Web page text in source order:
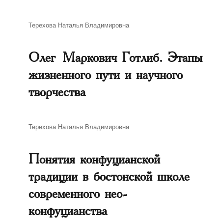
Автор
Терехова Наталья Владимировна
Олег Маркович Готлиб. Этапы
жизненного пути и научного
творчества
Автор
Терехова Наталья Владимировна
Понятия конфуцианской
традиции в бостонской школе
современного нео-
конфуцианства